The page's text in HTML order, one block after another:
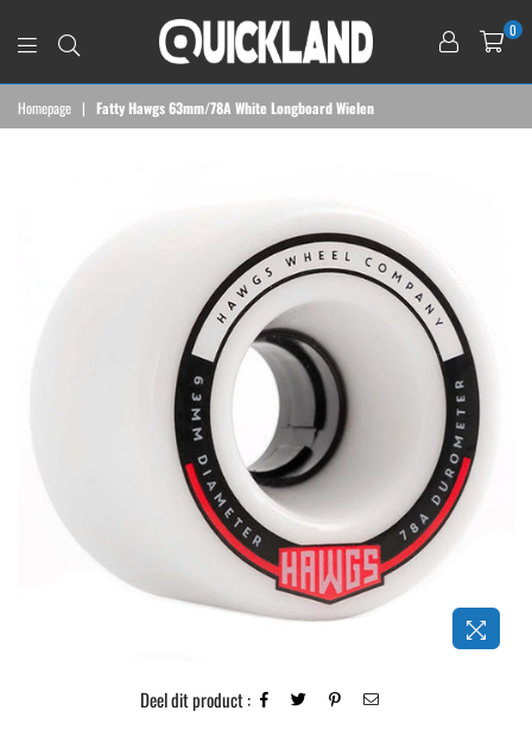
QUICKLAND
0
Homepage | Fatty Hawgs 63mm/78A White Longboard Wielen
Deel dit product :